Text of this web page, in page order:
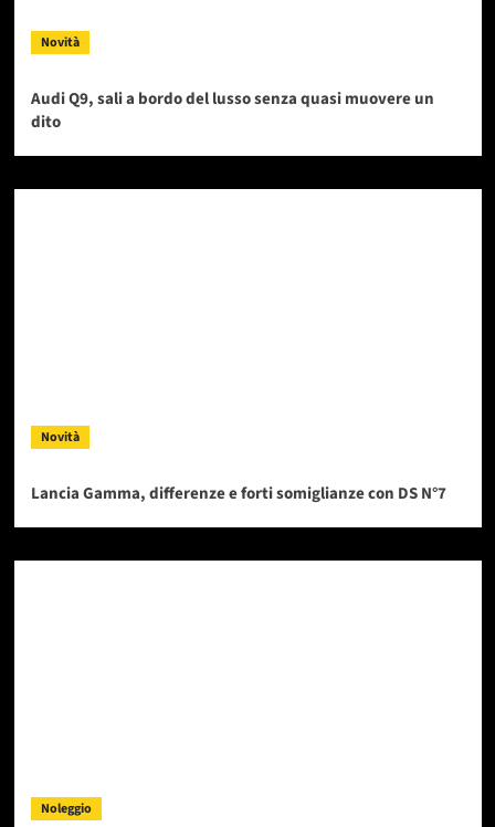
Novità
Audi Q9, sali a bordo del lusso senza quasi muovere un
dito
Novità
Lancia Gamma, differenze e forti somiglianze con DS N°7
Noleggio